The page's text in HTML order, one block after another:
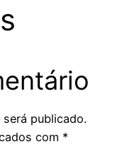
publicado.
com *